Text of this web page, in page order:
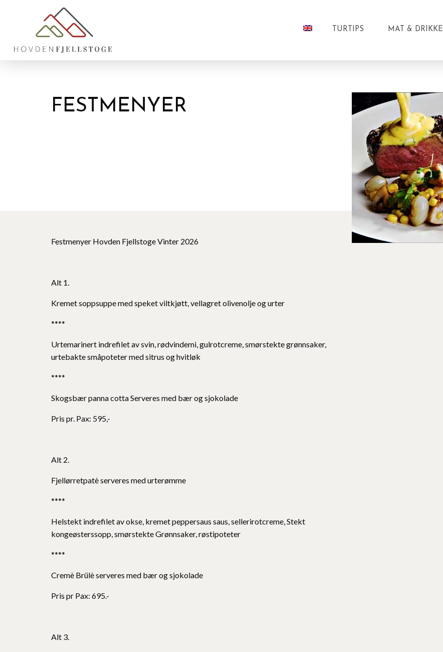
TURTIPS MAT & DRIKKE
FESTMENYER
Festmenyer Hovden Fjellstoge Vinter 2026
Alt 1.
Kremet soppsuppe med speket viltkjøtt, vellagret olivenolje og urter
****
Urtemarinert indrefilet av svin, rødvindemi, gulrotcreme, smørstekte grønnsaker,
urtebakte småpoteter med sitrus og hvitløk
****
Skogsbær panna cotta Serveres med bær og sjokolade
Pris pr. Pax: 595,-
Alt 2.
Fjellørretpatè serveres med urterømme
****
Helstekt indrefilet av okse, kremet peppersaus saus, sellerirotcreme, Stekt
kongeøsterssopp, smørstekte Grønnsaker, røstipoteter
****
Cremè Brülè serveres med bær og sjokolade
Pris pr Pax: 695.-
Alt 3.